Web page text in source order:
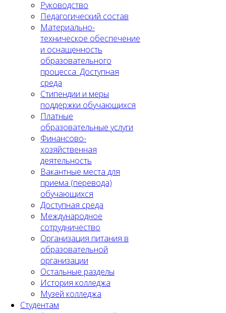
Руководство
Педагогический состав
Материально-
техническое обеспечение
и оснащенность
образовательного
процесса. Доступная
среда
Стипендии и меры
поддержки обучающихся
Платные
образовательные услуги
Финансово-
хозяйственная
деятельность
Вакантные места для
приема (перевода)
обучающихся
Доступная среда
Международное
сотрудничество
Организация питания в
образовательной
организации
Остальные разделы
История колледжа
Музей колледжа
Студентам